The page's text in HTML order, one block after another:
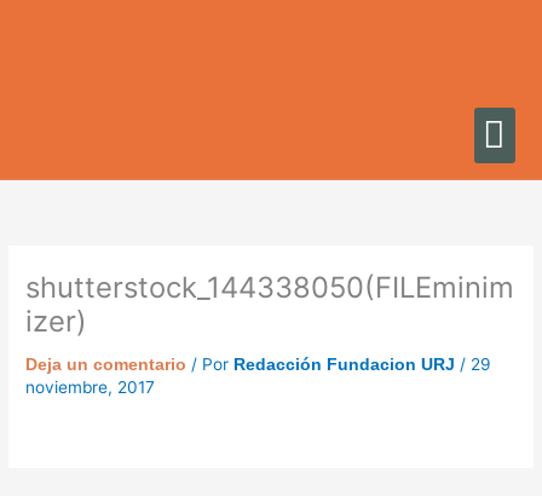
shutterstock_144338050(FILEminim
izer)
Deja un comentario / Por Redacción Fundacion URJ / 29
noviembre, 2017